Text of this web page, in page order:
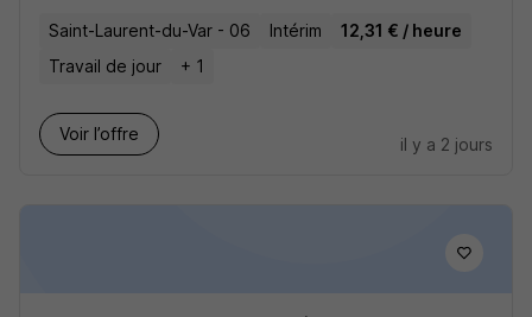
Saint-Laurent-du-Var - 06 Intérim
12,31 € / heure
Travail de jour
+ 1
Voir l’offre
il y a 2 jours